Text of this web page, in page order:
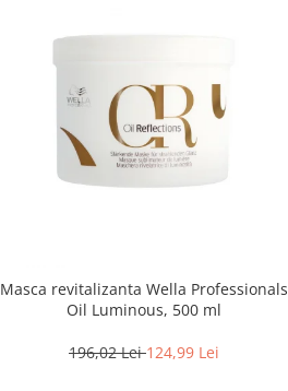
Masca revitalizanta Wella Professionals
Oil Luminous, 500 ml
196,02 Lei124,99 Lei